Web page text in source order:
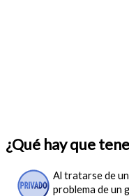
¿Qué hay que
Al tratarse de
problema de un